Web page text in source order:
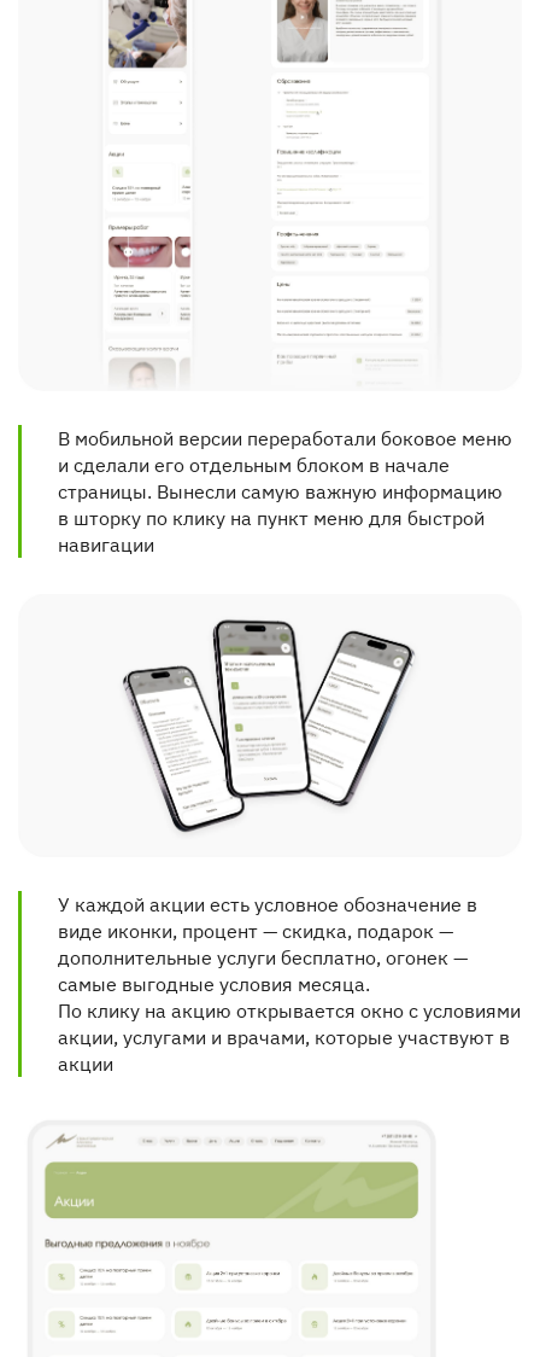
В мобильной версии переработали боковое меню
и сделали его отдельным блоком в начале
страницы. Вынесли самую важную информацию
в шторку по клику на пункт меню для быстрой
навигации
У каждой акции есть условное обозначение в
виде иконки, процент — скидка, подарок —
дополнительные услуги бесплатно, огонек —
самые выгодные условия месяца.
По клику на акцию открывается окно с условиями
акции, услугами и врачами, которые участвуют в
акции